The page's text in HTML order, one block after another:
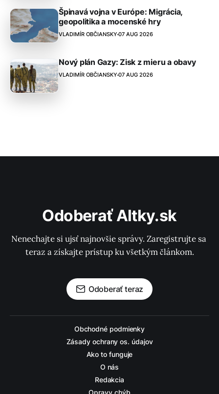
Špinavá vojna v Európe: Migrácia,
geopolitika a mocenské hry
VLADIMÍR OBČIANSKY 07 AUG 2026
Nový plán Gazy: Zisk z mieru a obavy
VLADIMÍR OBČIANSKY 07 AUG 2026
Odoberať Altky.sk
Nenechajte si ujsť najnovšie správy. Zaregistrujte sa
teraz a získajte prístup ku všetkým článkom.
Odoberať teraz
Obchodné podmienky
Zásady ochrany os. údajov
Ako to funguje
O nás
Redakcia
Opravy chýb